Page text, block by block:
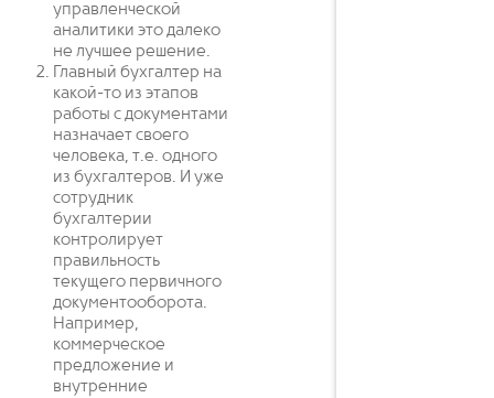
управленческой
аналитики это далеко
не лучшее решение.
Главный бухгалтер на
какой-то из этапов
работы с документами
назначает своего
человека, т.е. одного
из бухгалтеров. И уже
сотрудник
бухгалтерии
контролирует
правильность
текущего первичного
документооборота.
Например,
коммерческое
предложение и
внутренние